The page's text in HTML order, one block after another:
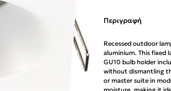
Περιγραφή
Recessed outdoor
aluminium. This fixed
GU10 bulb holder
without dismantling
or master suite in